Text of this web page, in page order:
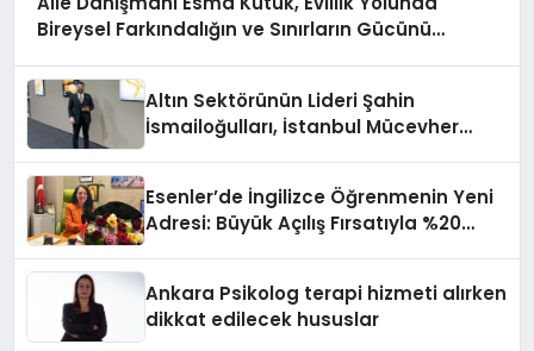
Bireysel Farkındalığın ve Sınırların Gücünü
Altın Sektörünün Lideri Şahin
İsmailoğulları, İstanbul Mücevher
Esenler’de İngilizce Öğrenmenin Yeni
Adresi: Büyük Açılış Fırsatıyla %20
Ankara Psikolog terapi hizmeti alırken
dikkat edilecek hususlar